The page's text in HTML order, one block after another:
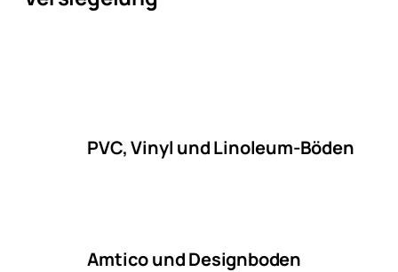
PVC, Vinyl und Linoleum-Böden
Amtico und Designboden